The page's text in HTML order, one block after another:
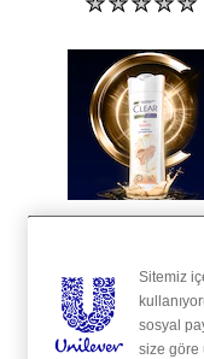
product
Etkili Şampuan
Bu
Sitemiz
sosyal
size göre